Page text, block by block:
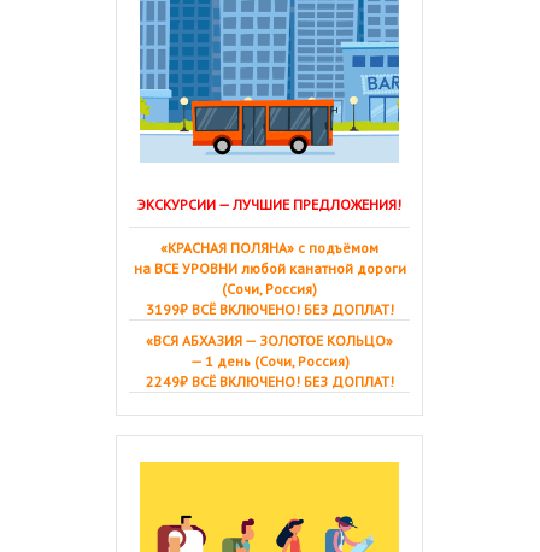
ЭКСКУРСИИ — ЛУЧШИЕ ПРЕДЛОЖЕНИЯ!
«КРАСНАЯ ПОЛЯНА» с подъёмом
на ВСЕ УРОВНИ любой канатной дороги
(Сочи, Россия)
3199₽ ВСЁ ВКЛЮЧЕНО! БЕЗ ДОПЛАТ!
«ВСЯ АБХАЗИЯ — ЗОЛОТОЕ КОЛЬЦО»
— 1 день (Сочи, Россия)
2249₽ ВСЁ ВКЛЮЧЕНО! БЕЗ ДОПЛАТ!